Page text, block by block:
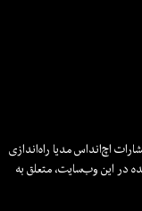
اچ‌اند‌اس مدیا راه‌اندازی
در این وب‌سایت، متعلق به